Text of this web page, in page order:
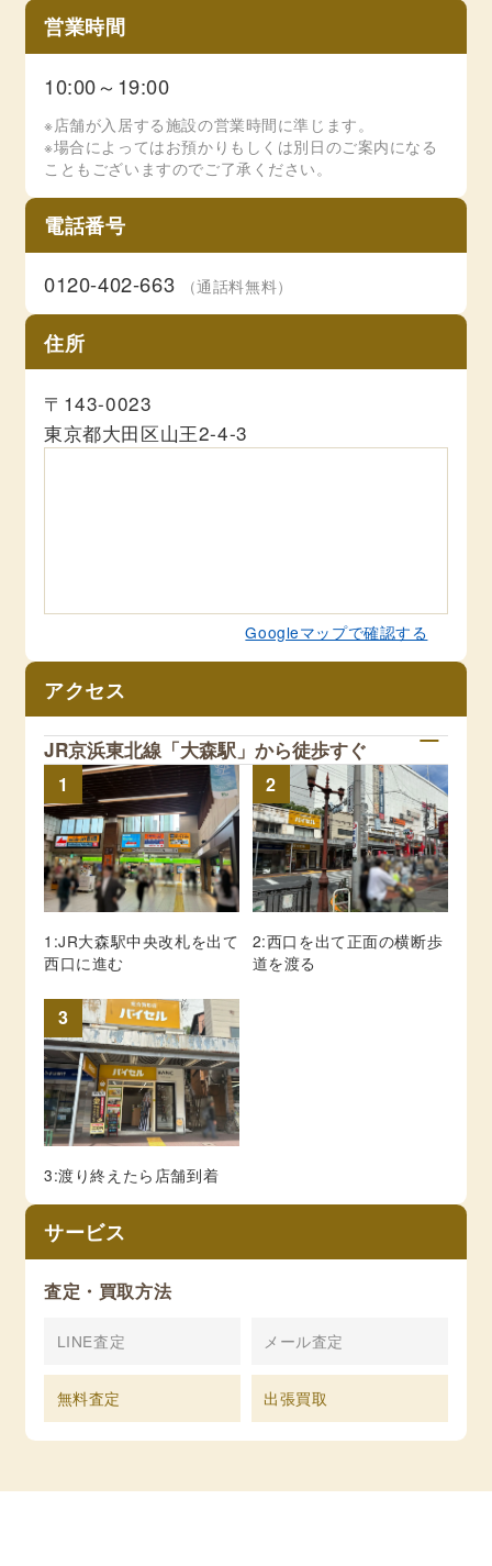
営業時間
10:00～19:00
※店舗が入居する施設の営業時間に準じます。
※場合によってはお預かりもしくは別日のご案内になる
こともございますのでご了承ください。
電話番号
0120-402-663 （通話料無料）
住所
〒143-0023
東京都大田区山王2-4-3
Googleマップで確認する
アクセス
JR京浜東北線「大森駅」から徒歩すぐ
1
1:JR大森駅中央改札を出て
西口に進む
2
2:西口を出て正面の横断歩
道を渡る
3
3:渡り終えたら店舗到着
サービス
査定・買取方法
LINE査定 メール査定
無料査定 出張買取